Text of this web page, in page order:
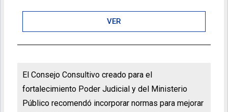
VER
El Consejo Consultivo creado para el
fortalecimiento Poder Judicial y del Ministerio
Público recomendó incorporar normas para mejorar